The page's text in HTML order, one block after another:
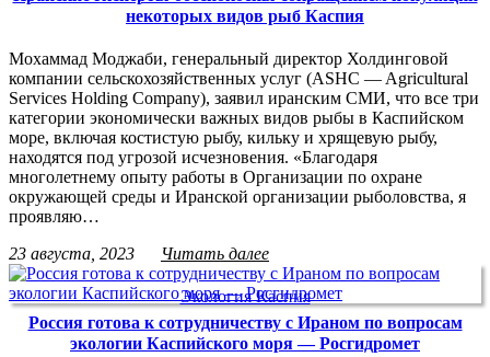
некоторых видов рыб Каспия
Мохаммад Моджаби, генеральный директор Холдинговой
компании сельскохозяйственных услуг (ASHC — Agricultural
Services Holding Company), заявил иранским СМИ, что все три
категории экономически важных видов рыбы в Каспийском
море, включая костистую рыбу, кильку и хрящевую рыбу,
находятся под угрозой исчезновения. «Благодаря
многолетнему опыту работы в Организации по охране
окружающей среды и Иранской организации рыболовства, я
проявляю…
23 августа, 2023
Читать далее
Экология Каспия
Россия готова к сотрудничеству с Ираном по вопросам
экологии Каспийского моря — Росгидромет